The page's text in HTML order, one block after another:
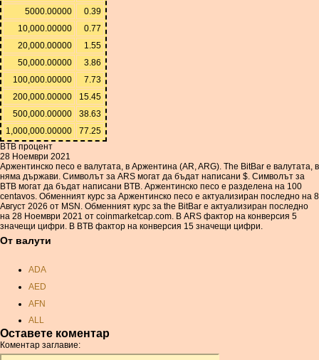
5000.00000
0.39
10,000.00000
0.77
20,000.00000
1.55
50,000.00000
3.86
100,000.00000
7.73
200,000.00000
15.45
500,000.00000
38.63
1,000,000.00000
77.25
BTB процент
28 Ноември 2021
Аржентинско песо е валутата, в Аржентина (AR, ARG). The BitBar е валутата, в
няма държави. Символът за ARS могат да бъдат написани $. Символът за
BTB могат да бъдат написани BTB. Аржентинско песо е разделена на 100
centavos. Обменният курс за Аржентинско песо е актуализиран последно на 8
Август 2026 от MSN. Обменният курс за the BitBar е актуализиран последно
на 28 Ноември 2021 от coinmarketcap.com. В ARS фактор на конверсия 5
значещи цифри. В BTB фактор на конверсия 15 значещи цифри.
От валути
ADA
AED
AFN
ALL
AMD
ANC
Оставете коментар
Коментар заглавие: